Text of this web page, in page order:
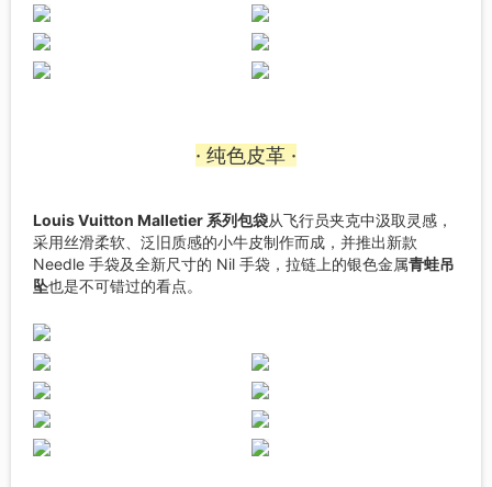
· 纯色皮革 ·
Louis Vuitton Malletier 系列包袋从飞行员夹克中汲取灵感，
采用丝滑柔软、泛旧质感的小牛皮制作而成，并推出新款
Needle 手袋及全新尺寸的 Nil 手袋，拉链上的银色金属青蛙吊
坠也是不可错过的看点。